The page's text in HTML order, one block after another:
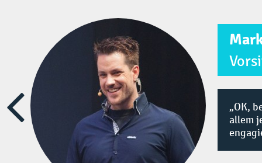

OK,
allem